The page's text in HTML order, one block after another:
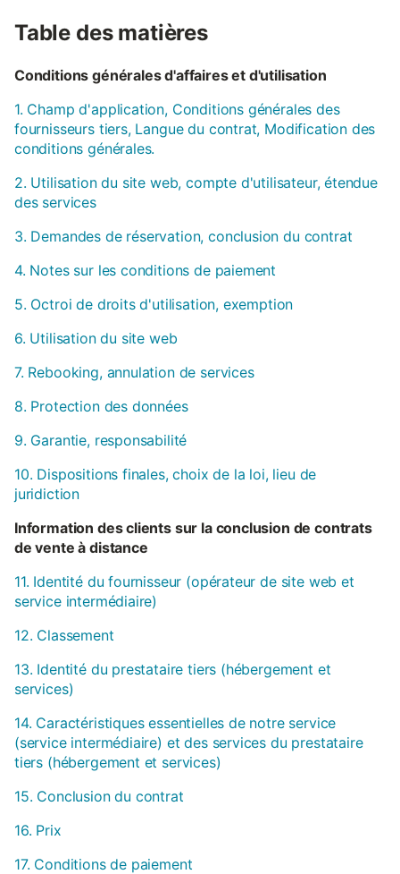
Table des matières
Conditions générales d'affaires et d'utilisation
1. Champ d'application, Conditions générales des
fournisseurs tiers, Langue du contrat, Modification des
conditions générales.
2. Utilisation du site web, compte d'utilisateur, étendue
des services
3. Demandes de réservation, conclusion du contrat
4. Notes sur les conditions de paiement
5. Octroi de droits d'utilisation, exemption
6. Utilisation du site web
7. Rebooking, annulation de services
8. Protection des données
9. Garantie, responsabilité
10. Dispositions finales, choix de la loi, lieu de
juridiction
Information des clients sur la conclusion de contrats
de vente à distance
11. Identité du fournisseur (opérateur de site web et
service intermédiaire)
12. Classement
13. Identité du prestataire tiers (hébergement et
services)
14. Caractéristiques essentielles de notre service
(service intermédiaire) et des services du prestataire
tiers (hébergement et services)
15. Conclusion du contrat
16. Prix
17. Conditions de paiement